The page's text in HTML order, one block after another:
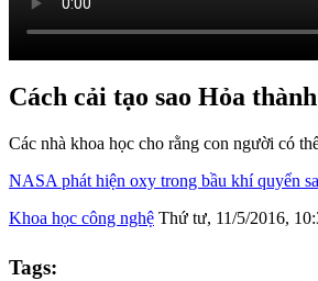
Cách cải tạo sao Hỏa
Các nhà khoa học cho rằng con người có
NASA phát hiện oxy trong bầu khí quyển
Khoa học công nghệ Thứ tư, 11/5/2016,
Tags: